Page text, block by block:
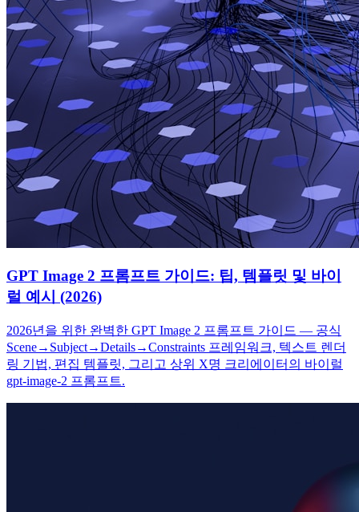
GPT Image 2 프롬프트 가이드: 팁, 템플릿 및 바이
럴 예시 (2026)
2026년을 위한 완벽한 GPT Image 2 프롬프트 가이드 — 공식
Scene→Subject→Details→Constraints 프레임워크, 텍스트 렌더
링 기법, 편집 템플릿, 그리고 상위 X명 크리에이터의 바이럴
gpt-image-2 프롬프트.